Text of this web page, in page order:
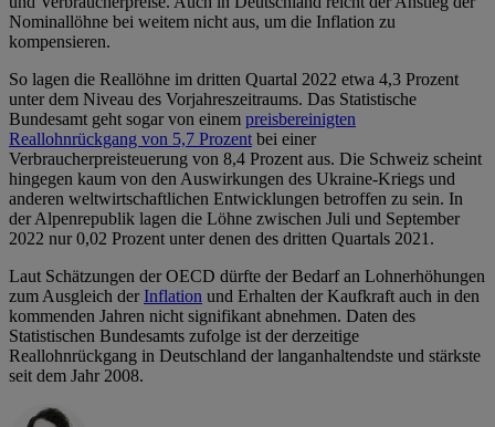
Nominallöhne bei weitem nicht aus, um die Inflation zu
kompensieren.
So lagen die Reallöhne im dritten Quartal 2022 etwa 4,3 Prozent
unter dem Niveau des Vorjahreszeitraums. Das Statistische
Bundesamt geht sogar von einem preisbereinigten
Reallohnrückgang von 5,7 Prozentbei einer
Verbraucherpreisteuerung von 8,4 Prozent aus. Die Schweiz scheint
hingegen kaum von den Auswirkungen des Ukraine-Kriegs und
anderen weltwirtschaftlichen Entwicklungen betroffen zu sein. In
der Alpenrepublik lagen die Löhne zwischen Juli und September
2022 nur 0,02 Prozent unter denen des dritten Quartals 2021.
Laut Schätzungen der OECD dürfte der Bedarf an Lohnerhöhungen
zum Ausgleich derInflation und Erhalten der Kaufkraft auch in den
kommenden Jahren nicht signifikant abnehmen. Daten des
Statistischen Bundesamts zufolge ist der derzeitige
Reallohnrückgang in Deutschland der langanhaltendste und stärkste
seit dem Jahr 2008.